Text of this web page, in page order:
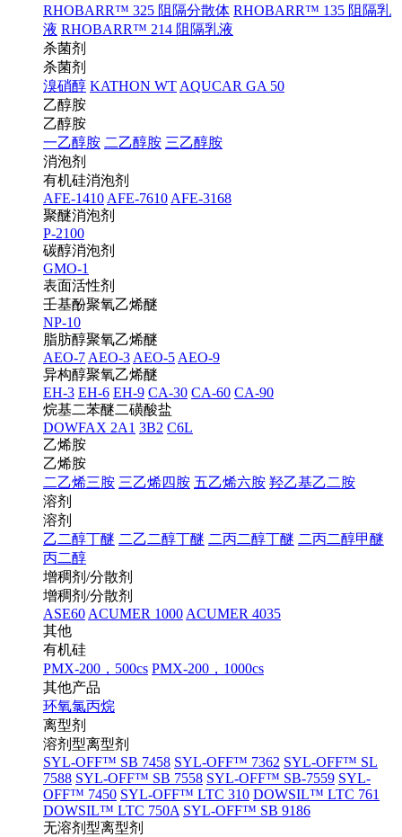
RHOBARR™ 325 阻隔分散体 RHOBARR™ 135 阻隔乳
液 RHOBARR™ 214 阻隔乳液
杀菌剂
杀菌剂
溴硝醇 KATHON WT AQUCAR GA 50
乙醇胺
乙醇胺
一乙醇胺 二乙醇胺 三乙醇胺
消泡剂
有机硅消泡剂
AFE-1410 AFE-7610 AFE-3168
聚醚消泡剂
P-2100
碳醇消泡剂
GMO-1
表面活性剂
壬基酚聚氧乙烯醚
NP-10
脂肪醇聚氧乙烯醚
AEO-7 AEO-3 AEO-5 AEO-9
异构醇聚氧乙烯醚
EH-3 EH-6 EH-9 CA-30 CA-60 CA-90
烷基二苯醚二磺酸盐
DOWFAX 2A1 3B2 C6L
乙烯胺
乙烯胺
二乙烯三胺 三乙烯四胺 五乙烯六胺 羟乙基乙二胺
溶剂
溶剂
乙二醇丁醚 二乙二醇丁醚 二丙二醇丁醚 二丙二醇甲醚
丙二醇
增稠剂/分散剂
增稠剂/分散剂
ASE60 ACUMER 1000 ACUMER 4035
其他
有机硅
PMX-200，500cs PMX-200，1000cs
其他产品
环氧氯丙烷
离型剂
溶剂型离型剂
SYL-OFF™ SB 7458 SYL-OFF™ 7362 SYL-OFF™ SL
7588 SYL-OFF™ SB 7558 SYL-OFF™ SB-7559 SYL-
OFF™ 7450 SYL-OFF™ LTC 310 DOWSIL™ LTC 761
DOWSIL™ LTC 750A SYL-OFF™ SB 9186
无溶剂型离型剂